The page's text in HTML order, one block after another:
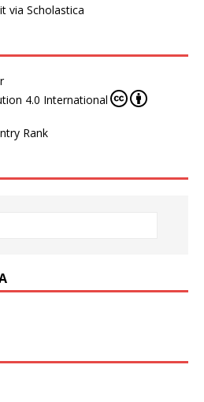
via Scholastica
4.0 International